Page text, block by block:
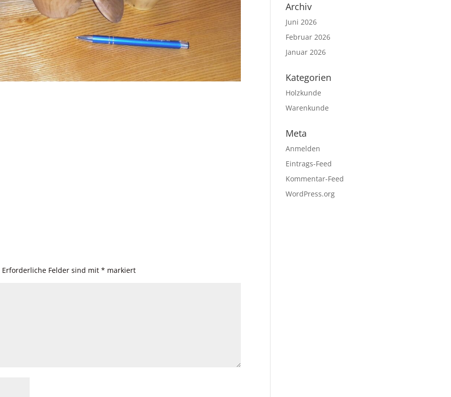
Erforderliche Felder sind mit* markiert
Archiv
Juni 2026
Februar 2026
Januar 2026
Kategorien
Holzkunde
Warenkunde
Meta
Anmelden
Eintrags-Feed
Kommentar-Feed
WordPress.org